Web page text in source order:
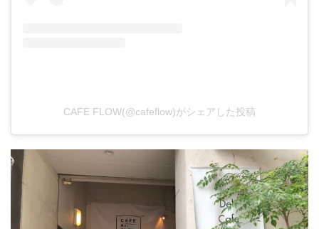
CAFE FLOW(@cafeflow)がシェアした投稿